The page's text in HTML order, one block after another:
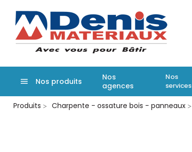
Aller
Nos produits
Nos
agences
Nos
services
Produits
Charpente - ossature bois - panneaux